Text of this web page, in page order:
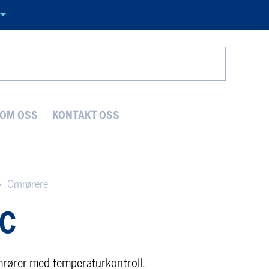
OM OSS KONTAKT OSS
Omrørere
med temperaturkontroll.